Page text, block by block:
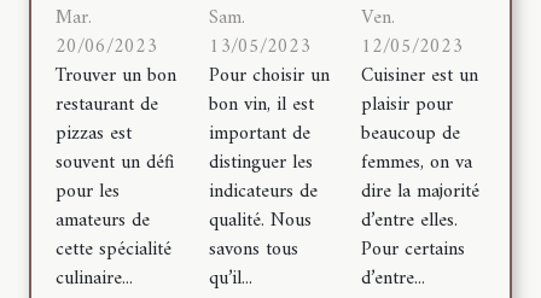
Mar.
20/06/2023
Trouver un bon
restaurant de
pizzas est
souvent un défi
pour les
amateurs de
cette spécialité
culinaire...
Sam.
13/05/2023
Pour choisir un
bon vin, il est
important de
distinguer les
indicateurs de
qualité. Nous
savons tous
qu’il...
Ven.
12/05/2023
Cuisiner est un
plaisir pour
beaucoup de
femmes, on va
dire la majorité
d’entre elles.
Pour certains
d’entre...